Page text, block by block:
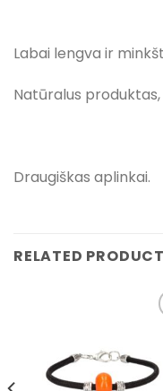
Labai lengva ir
Natūralus
Draugiškas aplinkai.
RELATED
sąrašą